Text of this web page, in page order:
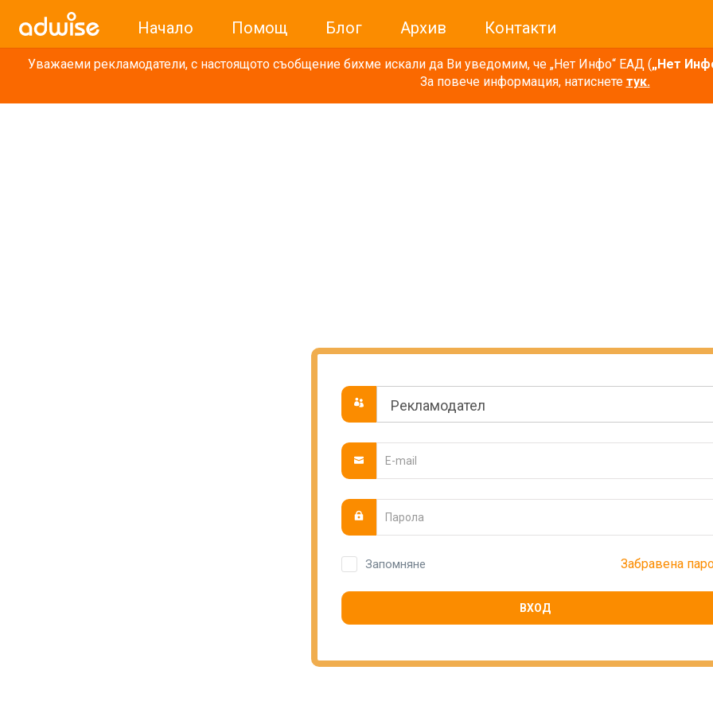
Начало Помощ Блог Архив Контакти
Уважаеми рекламодатели, с настоящото съобщение бихме искали да Ви уведомим, че „Нет Инфо“ ЕАД („Нет
За повече информация, натиснете тук.
Запомняне Забравена
ВХОД